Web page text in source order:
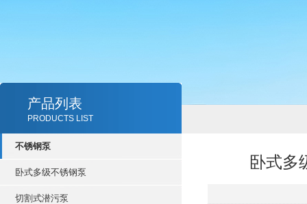
产品列表
PRODUCTS LIST
不锈钢泵
卧式多级不锈钢泵
切割式潜污泵
卧式多